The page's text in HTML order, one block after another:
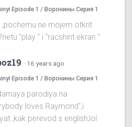
Episode 1 / Воронины Серия 1
,pochemu ne mojem otkrit
"play " i "racshirit ekran "
· 16 years ago
Episode 1 / Воронины Серия 1
parodiya na
loves Raymond'',i
,kak perevod s english,lol